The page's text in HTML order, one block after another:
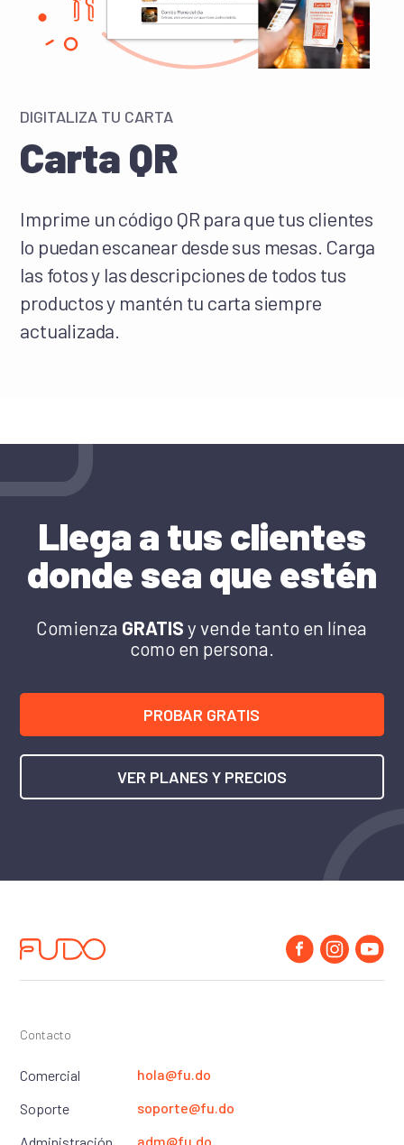
DIGITALIZA TU CARTA
Carta QR
Imprime un código QR para que tus clientes
lo puedan escanear desde sus mesas. Carga
las fotos y las descripciones de todos tus
productos y mantén tu carta siempre
actualizada.
Llega a tus clientes
donde sea que estén
Comienza GRATIS y vende tanto en línea
como en persona.
PROBAR GRATIS
VER PLANES Y PRECIOS
Contacto
Comercial
hola@fu.do
Soporte
soporte@fu.do
adm@fu.do